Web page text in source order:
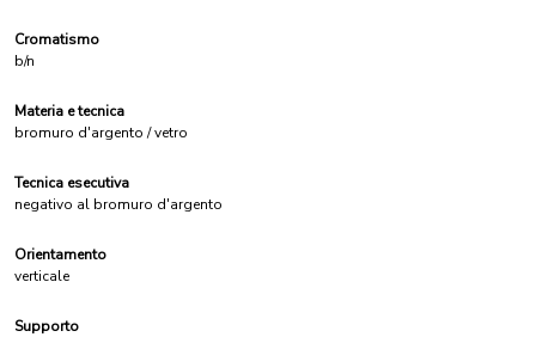
Cromatismo
b/n
Materia e tecnica
bromuro d'argento / vetro
Tecnica esecutiva
negativo al bromuro d'argento
Orientamento
verticale
Supporto